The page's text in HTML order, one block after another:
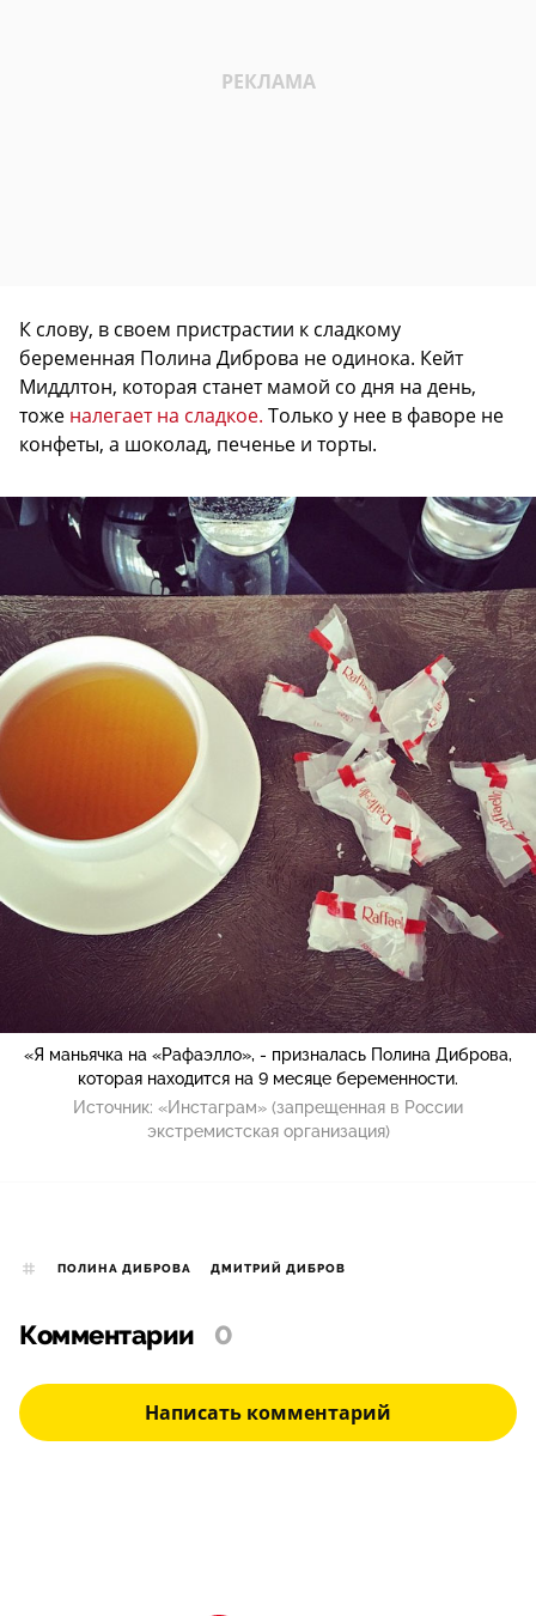
К слову, в своем пристрастии к сладкому
беременная Полина Диброва не одинока. Кейт
Миддлтон, которая станет мамой со дня на день,
тоже налегает на сладкое. Только у нее в фаворе не
конфеты, а шоколад, печенье и торты.
«Я маньячка на «Рафаэлло», - призналась Полина Диброва,
которая находится на 9 месяце беременности.
Источник: «Инстаграм» (запрещенная в России
экстремистская организация)
ПОЛИНА ДИБРОВА ДМИТРИЙ ДИБРОВ
Комментарии 0
Написать комментарий